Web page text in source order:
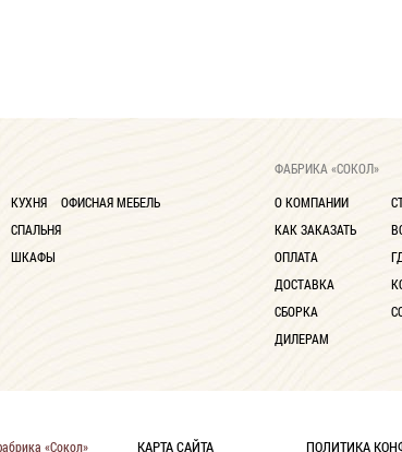
КУХНЯ
СПАЛЬНЯ
ШКАФЫ
ОФИСНАЯ МЕБЕЛЬ
ФАБРИКА «СОКОЛ»
О КОМПАНИИ
КАК ЗАКАЗАТЬ
ОПЛАТА
ДОСТАВКА
СБОРКА
ДИЛЕРАМ
«Сокол» КАРТА САЙТА ПОЛИТИКА